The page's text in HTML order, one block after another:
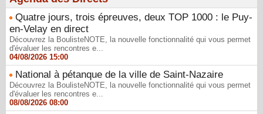
Quatre jours, trois épreuves, deux TOP 1000 : le Puy-
en-Velay en direct
Découvrez la BoulisteNOTE, la nouvelle fonctionnalité qui vous permet
d'évaluer les rencontres e...
04/08/2026 15:00
National à pétanque de la ville de Saint-Nazaire
Découvrez la BoulisteNOTE, la nouvelle fonctionnalité qui vous permet
d'évaluer les rencontres e...
08/08/2026 08:00